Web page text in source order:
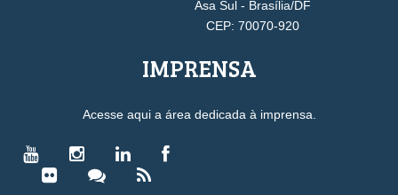
Asa Sul - Brasília/DF
CEP: 70070-920
IMPRENSA
Acesse aqui a área dedicada à imprensa.